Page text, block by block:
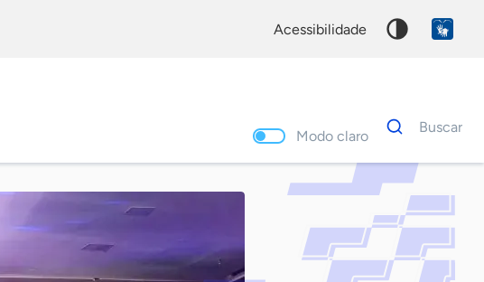
acessibilidade
Modo claro
Dados
para
Buscar
Palavra
chave